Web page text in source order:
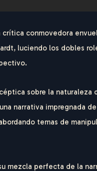
conmovedora
luciendo los dobles
sobre la
narrativa impregnada
temas de
mezcla perfecta de la